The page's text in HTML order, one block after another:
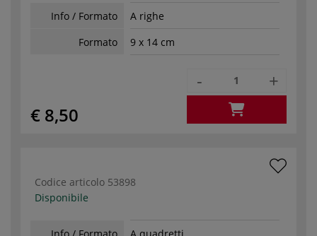
Info / Formato
A righe
Formato
9 x 14 cm
€ 8,50
- +
Codice articolo 53898
Disponibile